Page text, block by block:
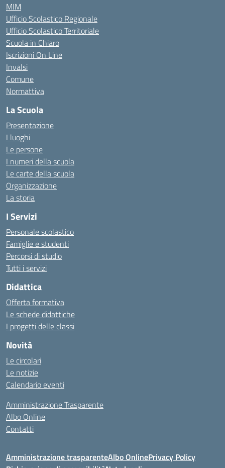
MIM
Ufficio Scolastico Regionale
Ufficio Scolastico Territoriale
Scuola in Chiaro
Iscrizioni On Line
Invalsi
Comune
Normattiva
La Scuola
Presentazione
I luoghi
Le persone
I numeri della scuola
Le carte della scuola
Organizzazione
La storia
I Servizi
Personale scolastico
Famiglie e studenti
Percorsi di studio
Tutti i servizi
Didattica
Offerta formativa
Le schede didattiche
I progetti delle classi
Novità
Le circolari
Le notizie
Calendario eventi
Amministrazione Trasparente
Albo Online
Contatti
Amministrazione trasparenteAlbo OnlinePrivacy Policy